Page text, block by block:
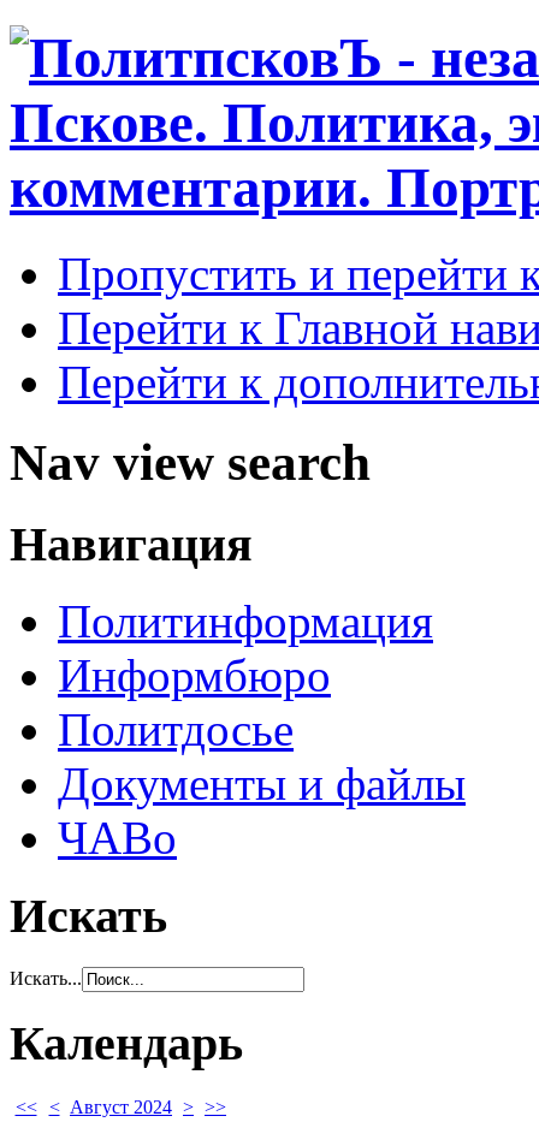
Пропустить и перейти
Перейти к Главной
Перейти к
Nav view search
Навигация
Политинформация
Информбюро
Политдосье
Документы и файлы
ЧАВо
Искать
Искать...
Календарь
<< < Август 2024 > >>